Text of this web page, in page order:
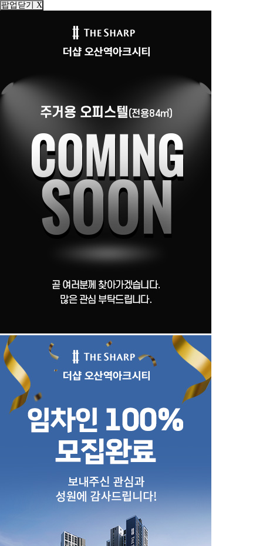
팝업닫기 X